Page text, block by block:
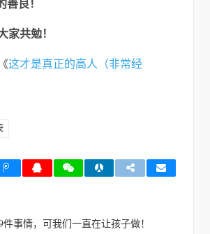
良！
家共勉！
这才是真正的高人（非常经
事情，可我们一直在让孩子做！